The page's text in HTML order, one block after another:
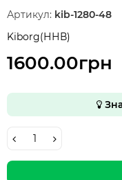
Артикул: kib-1280-48
Kiborg(ННВ)
1600.00грн